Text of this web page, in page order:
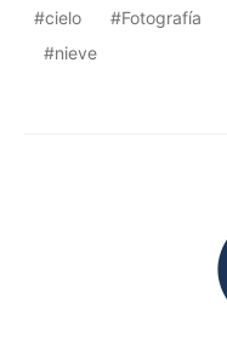
cielo Fotografía
nieve